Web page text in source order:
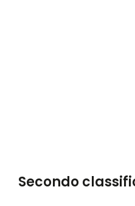
Secondo